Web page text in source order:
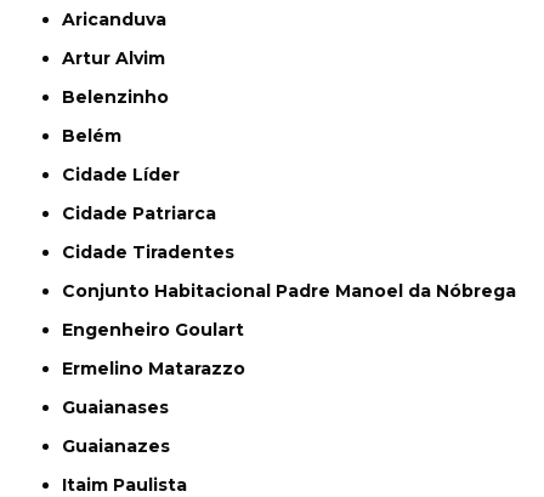
Aricanduva
Artur Alvim
Belenzinho
Belém
Cidade Líder
Cidade Patriarca
Cidade Tiradentes
Conjunto Habitacional Padre Manoel da Nóbrega
Engenheiro Goulart
Ermelino Matarazzo
Guaianases
Guaianazes
Itaim Paulista